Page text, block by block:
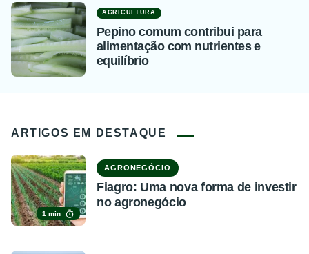
AGRICULTURA
Pepino comum contribui para
alimentação com nutrientes e
equilíbrio
ARTIGOS EM DESTAQUE
1 min
AGRONEGÓCIO
Fiagro: Uma nova forma de investir
no agronegócio